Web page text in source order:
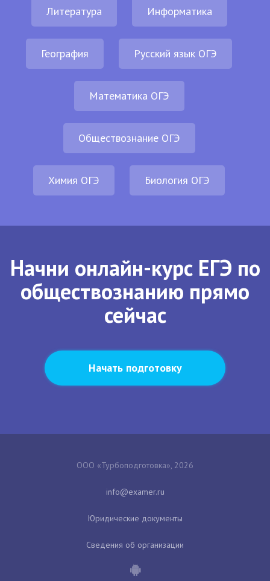
Литература Информатика
География Русский язык ОГЭ
Математика ОГЭ
Обществознание ОГЭ
Химия ОГЭ Биология ОГЭ
Начни онлайн-курс ЕГЭ по
обществознанию прямо
сейчас
Начать подготовку
ООО «Турбоподготовка», 2026
Юридические документы
Сведения об организации